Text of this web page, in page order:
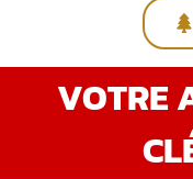
VOTRE